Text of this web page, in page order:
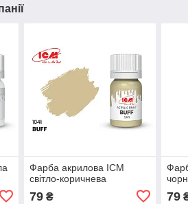
Фарба акрилова ICM
світло-коричнева
79₴ 79